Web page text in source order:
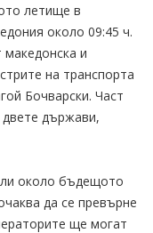
летище в
около 09:45 ч.
и
на транспорта
Бочварски. Част
двете държави,
около бъдещото
да се превърне
ще могат